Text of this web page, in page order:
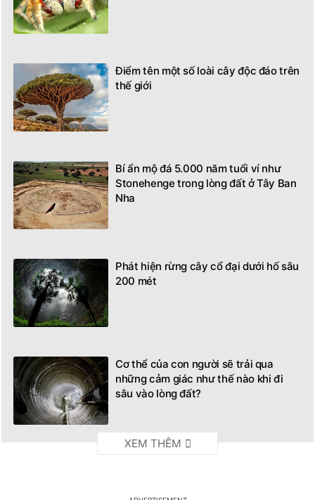
Điểm tên một số loài cây độc đáo trên
thế giới
Bí ẩn mộ đá 5.000 năm tuổi ví như
Stonehenge trong lòng đất ở Tây Ban
Nha
Phát hiện rừng cây cổ đại dưới hố sâu
200 mét
Cơ thể của con người sẽ trải qua
những cảm giác như thế nào khi đi
sâu vào lòng đất?